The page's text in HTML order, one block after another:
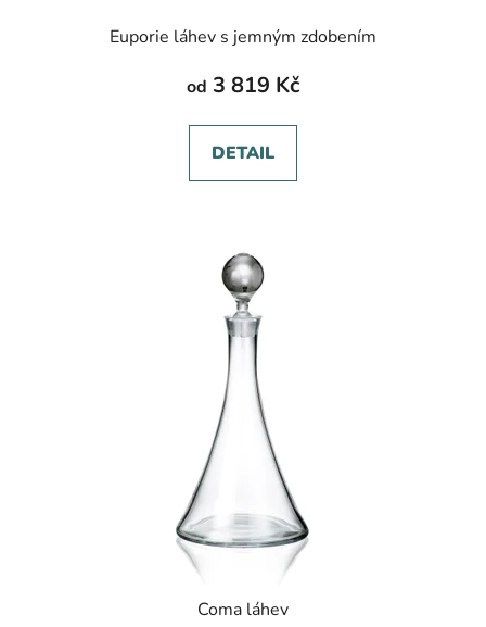
Euporie láhev s jemným zdobením
od 3 819 Kč
DETAIL
Coma láhev